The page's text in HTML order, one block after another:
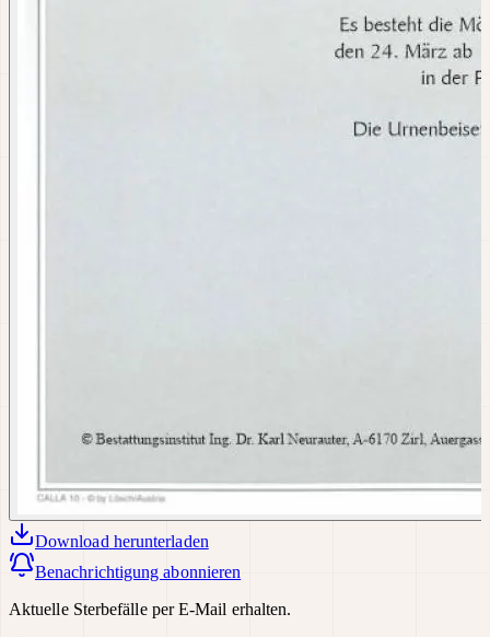
Download herunterladen
Benachrichtigung abonnieren
Aktuelle Sterbefälle per E-Mail erhalten.